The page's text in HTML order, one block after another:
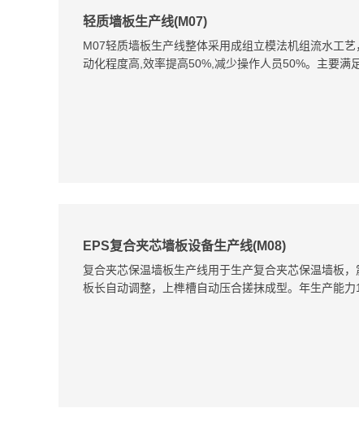
轻质墙板生产线(M07)
M07轻质墙板生产线整体采用成组立模法机组流水工
动化程度高,效率提高50%,减少操作人员50%。主要满
EPS复合夹芯墙板设备生产线(M08)
复合夹芯保温墙板生产线用于生产复合夹芯保温墙板
板长自动调整，上榫槽自动压合搓抹成型。年生产能力